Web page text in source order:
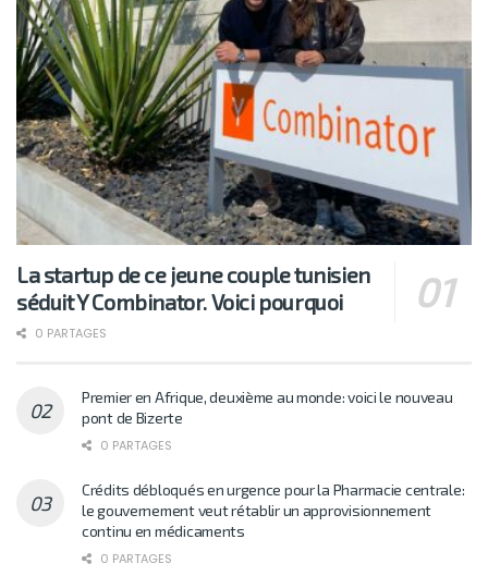
La startup de ce jeune couple tunisien
séduit Y Combinator. Voici pourquoi
0 PARTAGES
Premier en Afrique, deuxième au monde: voici le nouveau
pont de Bizerte
0 PARTAGES
Crédits débloqués en urgence pour la Pharmacie centrale:
le gouvernement veut rétablir un approvisionnement
continu en médicaments
0 PARTAGES